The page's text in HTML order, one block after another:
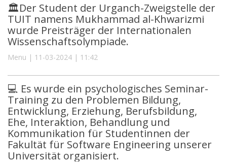
🏛Der Student der Urganch-Zweigstelle der
TUIT namens Mukhammad al-Khwarizmi
wurde Preisträger der Internationalen
Wissenschaftsolympiade.
Menu | 11-03-2024 | 11:42
💻 Es wurde ein psychologisches Seminar-
Training zu den Problemen Bildung,
Entwicklung, Erziehung, Berufsbildung,
Ehe, Interaktion, Behandlung und
Kommunikation für Studentinnen der
Fakultät für Software Engineering unserer
Universität organisiert.